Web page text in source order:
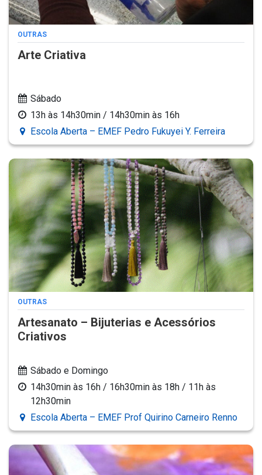
OUTRAS
Arte Criativa
Sábado
13h às 14h30min / 14h30min às 16h
Escola Aberta – EMEF Pedro Fukuyei Y. Ferreira
OUTRAS
Artesanato – Bijuterias e Acessórios
Criativos
Sábado e Domingo
14h30min às 16h / 16h30min às 18h / 11h às
12h30min
Escola Aberta – EMEF Prof Quirino Carneiro Renno